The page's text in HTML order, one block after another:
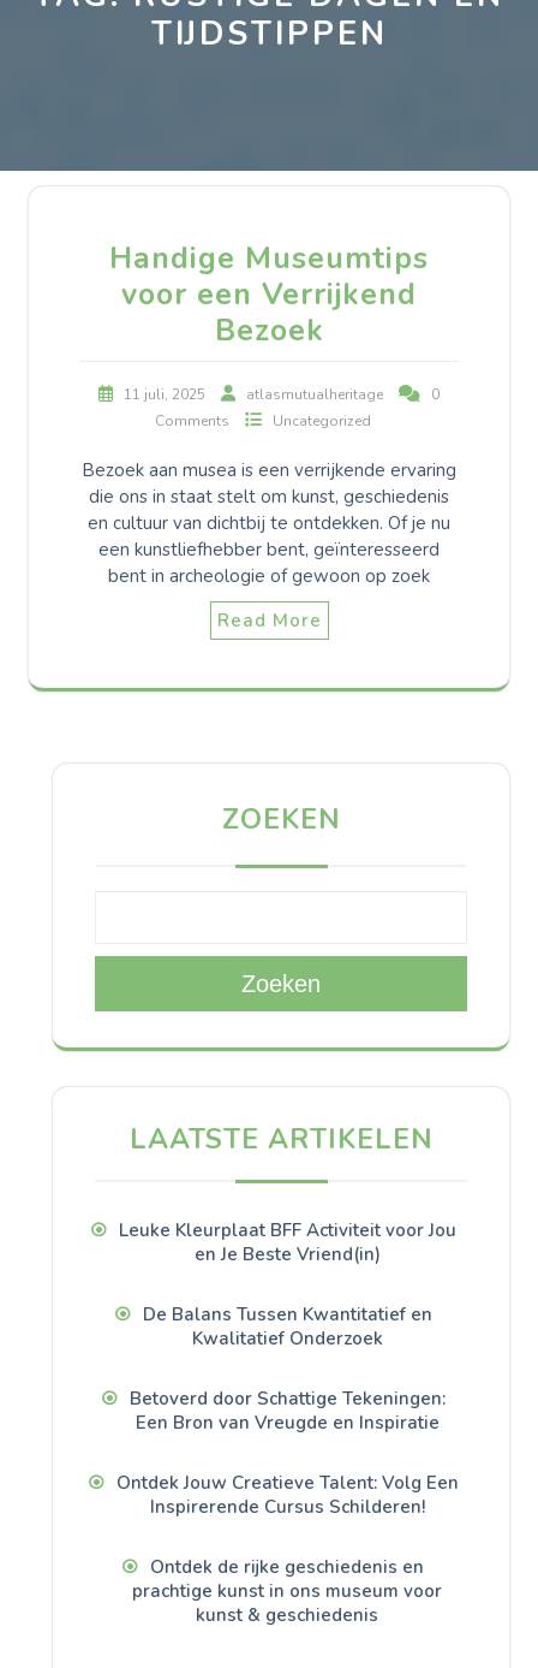
TIJDSTIPPEN
Handige Museumtips
voor een Verrijkend
Bezoek
11 juli, 2025 atlasmutualheritage
0
Comments
Uncategorized
Bezoek aan musea is een verrijkende ervaring
die ons in staat stelt om kunst, geschiedenis
en cultuur van dichtbij te ontdekken. Of je nu
een kunstliefhebber bent, geïnteresseerd
bent in archeologie of gewoon op zoek
Read More
ZOEKEN
Zoeken
LAATSTE ARTIKELEN
Leuke Kleurplaat BFF Activiteit voor Jou
en Je Beste Vriend(in)
De Balans Tussen Kwantitatief en
Kwalitatief Onderzoek
Betoverd door Schattige Tekeningen:
Een Bron van Vreugde en Inspiratie
Ontdek Jouw Creatieve Talent: Volg Een
Inspirerende Cursus Schilderen!
Ontdek de rijke geschiedenis en
prachtige kunst in ons museum voor
kunst & geschiedenis